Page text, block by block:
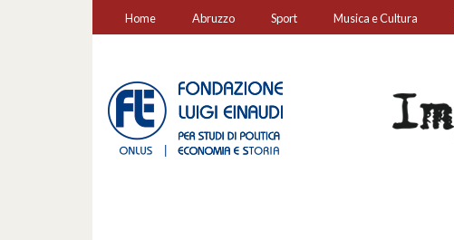
Home Abruzzo Sport Musica e Cultura